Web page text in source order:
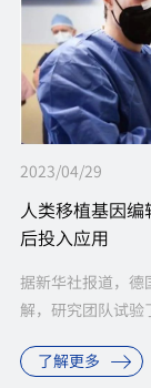
2023/04/29
人类移植基因
后投入应用
据新华社报道，德
解，研究团队试
人体来说不会太...
了解更多